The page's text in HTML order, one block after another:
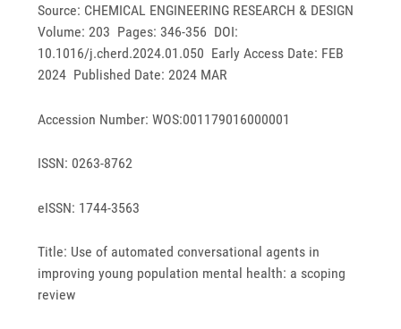
Source: CHEMICAL ENGINEERING RESEARCH & DESIGN
Volume: 203 Pages: 346-356 DOI:
10.1016/j.cherd.2024.01.050 Early Access Date: FEB
2024 Published Date: 2024 MAR
Accession Number: WOS:001179016000001
ISSN: 0263-8762
eISSN: 1744-3563
Title: Use of automated conversational agents in
improving young population mental health: a scoping
review